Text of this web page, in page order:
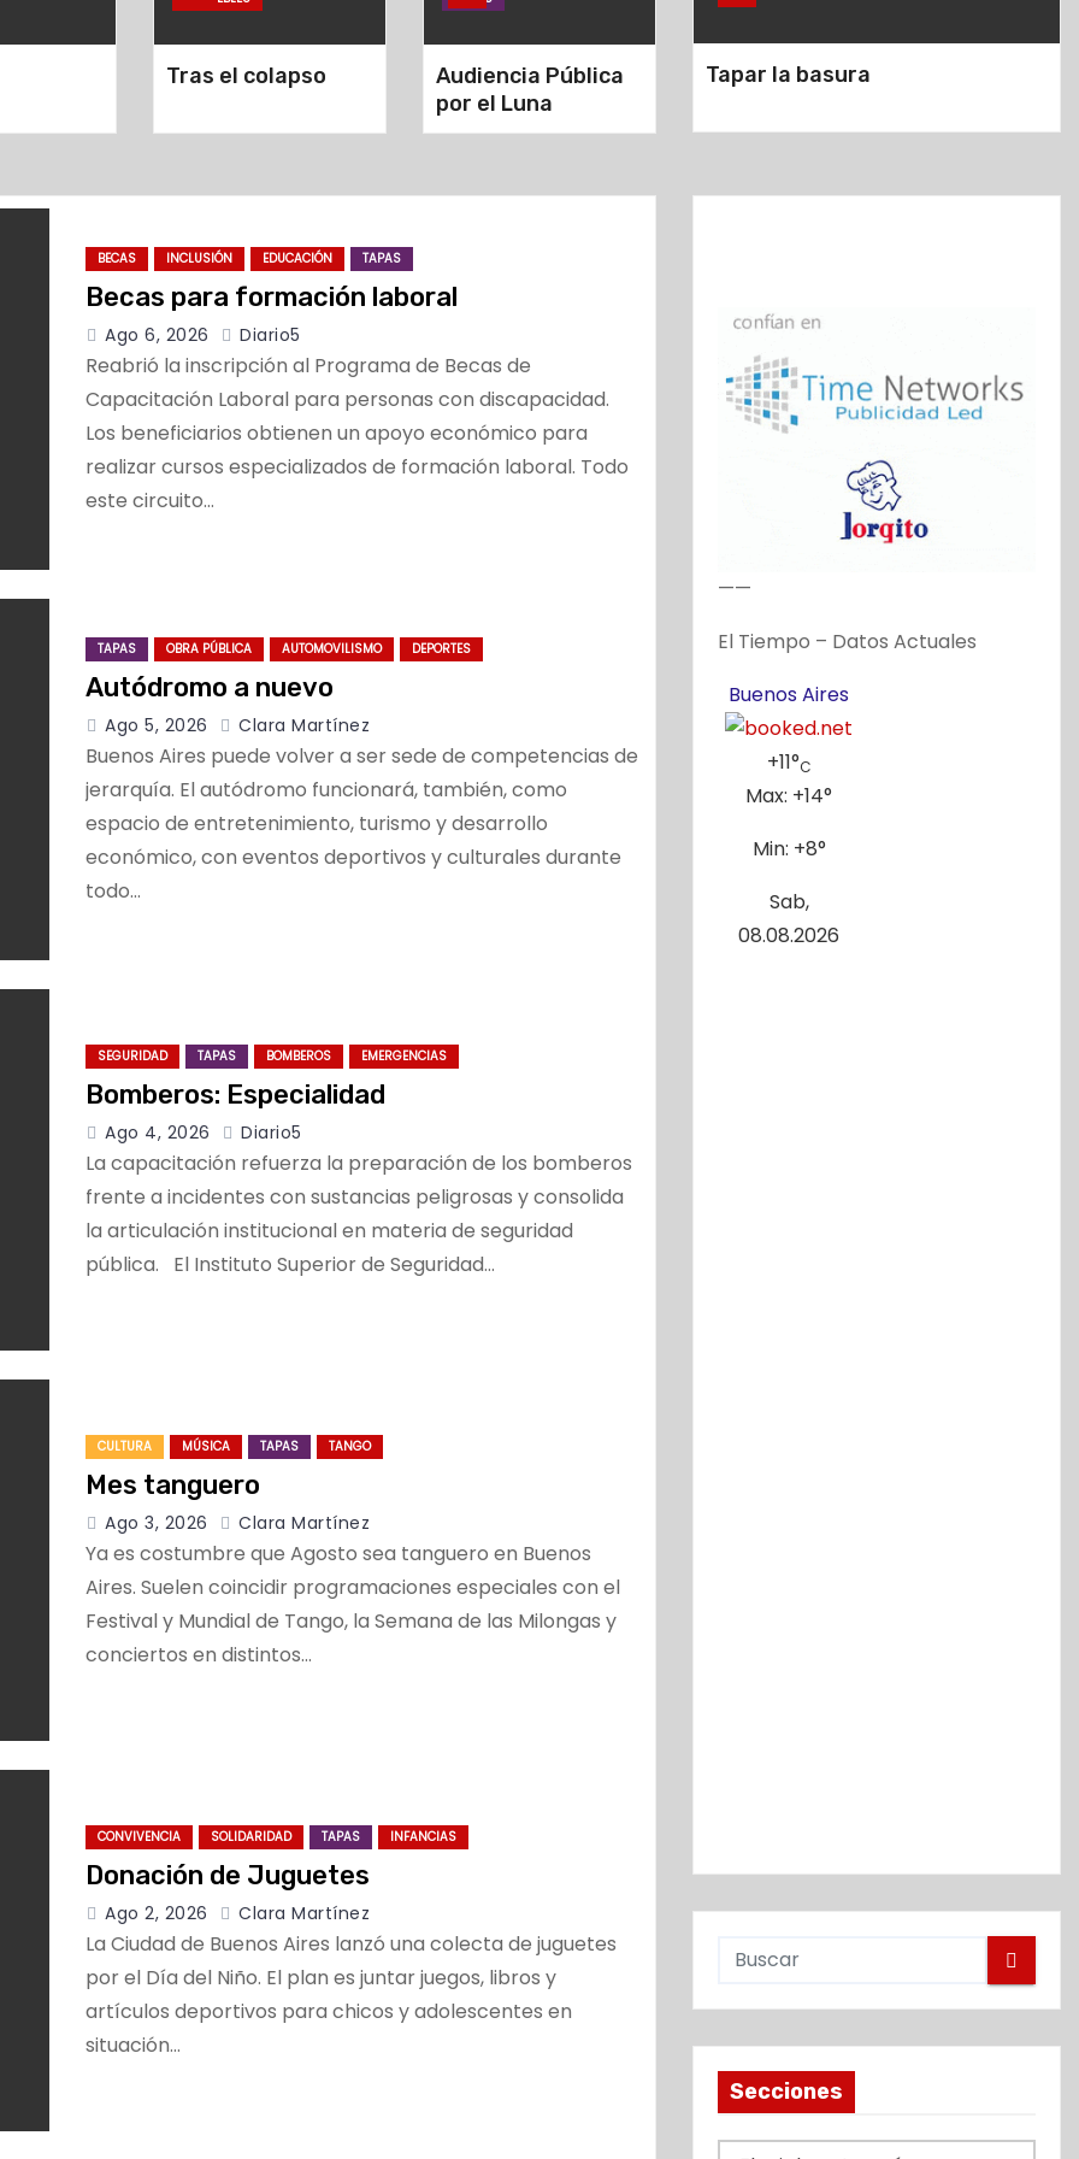
Tras el colapso
Audiencia Pública
por el Luna
Tapar la basura
BECAS INCLUSIÓN EDUCACIÓN TAPAS
Becas para formación laboral
Ago 6, 2026 Diario5
Reabrió la inscripción al Programa de Becas de
Capacitación Laboral para personas con discapacidad.
Los beneficiarios obtienen un apoyo económico para
realizar cursos especializados de formación laboral. Todo
este circuito…
TAPAS OBRA PÚBLICA AUTOMOVILISMO DEPORTES
Autódromo a nuevo
Ago 5, 2026 Clara Martínez
Buenos Aires puede volver a ser sede de competencias de
jerarquía. El autódromo funcionará, también, como
espacio de entretenimiento, turismo y desarrollo
económico, con eventos deportivos y culturales durante
todo…
SEGURIDAD TAPAS BOMBEROS EMERGENCIAS
Bomberos: Especialidad
Ago 4, 2026 Diario5
La capacitación refuerza la preparación de los bomberos
frente a incidentes con sustancias peligrosas y consolida
la articulación institucional en materia de seguridad
pública. El Instituto Superior de Seguridad…
CULTURA MÚSICA TAPAS TANGO
Mes tanguero
Ago 3, 2026 Clara Martínez
Ya es costumbre que Agosto sea tanguero en Buenos
Aires. Suelen coincidir programaciones especiales con el
Festival y Mundial de Tango, la Semana de las Milongas y
conciertos en distintos…
CONVIVENCIA SOLIDARIDAD TAPAS INFANCIAS
Donación de Juguetes
Ago 2, 2026 Clara Martínez
La Ciudad de Buenos Aires lanzó una colecta de juguetes
por el Día del Niño. El plan es juntar juegos, libros y
artículos deportivos para chicos y adolescentes en
situación…
——
El Tiempo – Datos Actuales
Buenos Aires
+11°C
Max: +14°
Min: +8°
Sab,
08.08.2026
Secciones